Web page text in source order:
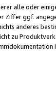
alle oder
Ziffer ggf.
anderes
zu